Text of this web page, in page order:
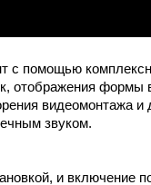
с помощью
отображения формы
видеомонтажа и
звуком.
и включение